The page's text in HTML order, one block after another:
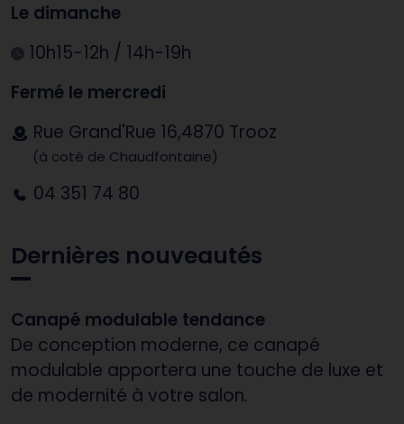
Le dimanche
10h15-12h / 14h-19h
Fermé le mercredi
Rue Grand'Rue 16,4870 Trooz
(à coté de Chaudfontaine)
04 351 74 80
Dernières nouveautés
Canapé modulable tendance
De conception moderne, ce canapé
modulable apportera une touche de luxe et
de modernité à votre salon.